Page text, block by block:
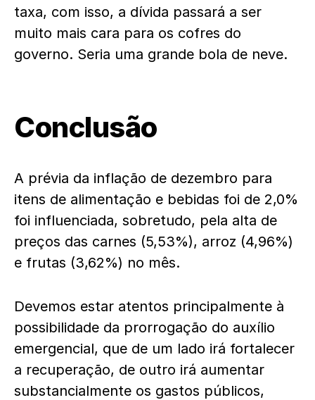
taxa, com isso, a dívida passará a ser
muito mais cara para os cofres do
governo. Seria uma grande bola de neve.
Conclusão
A prévia da inflação de dezembro para
itens de alimentação e bebidas foi de 2,0%
foi influenciada, sobretudo, pela alta de
preços das carnes (5,53%), arroz (4,96%)
e frutas (3,62%) no mês.
Devemos estar atentos principalmente à
possibilidade da prorrogação do auxílio
emergencial, que de um lado irá fortalecer
a recuperação, de outro irá aumentar
substancialmente os gastos públicos,